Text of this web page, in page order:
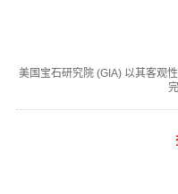
美国宝石研究院 (GIA) 以其客观